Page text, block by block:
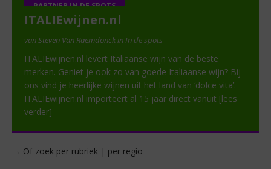
PARTNER IN DE SPOTS
ITALIEwijnen.nl
van Steven Van Raemdonck in In de spots
ITALIEwijnen.nl levert Italiaanse wijn van de beste
merken. Geniet je ook zo van goede Italiaanse wijn? Bij
ons vind je heerlijke wijnen uit het land van ‘dolce vita’.
ITALIEwijnen.nl importeert al 15 jaar direct vanuit [lees
verder]
→ Of zoek per rubriek | per regio